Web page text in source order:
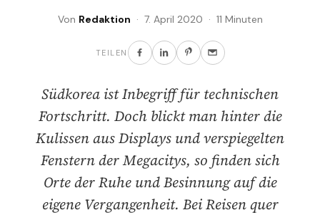
Von Redaktion · 7. April 2020 · 11 Minuten
TEILEN
Südkorea ist Inbegriff für technischen
Fortschritt. Doch blickt man hinter die
Kulissen aus Displays und verspiegelten
Fenstern der Megacitys, so finden sich
Orte der Ruhe und Besinnung auf die
eigene Vergangenheit. Bei Reisen quer